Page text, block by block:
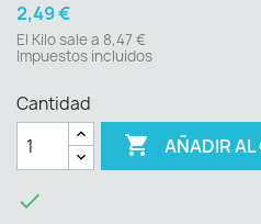
2,49 €
El Kilo sale a 8,47 €
Impuestos incluidos
Cantidad
 AÑADIR AL
